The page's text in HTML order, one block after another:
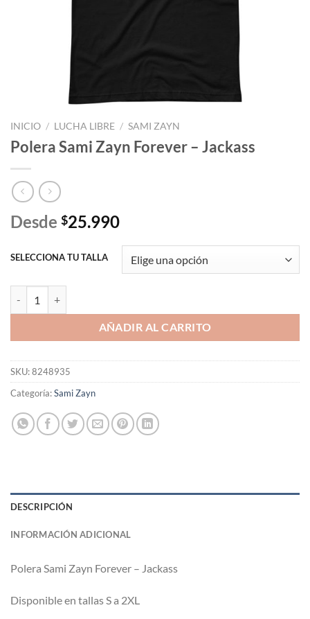
INICIO / LUCHA LIBRE / SAMI ZAYN
Polera Sami Zayn Forever – Jackass
Desde $25.990
SELECCIONA TU TALLA
AÑADIR AL CARRITO
SKU:8248935
Categoría:Sami Zayn
DESCRIPCIÓN
INFORMACIÓN ADICIONAL
Polera Sami Zayn Forever – Jackass
Disponible en tallas S a 2XL